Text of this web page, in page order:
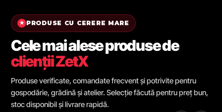
★ PRODUSE CU CERERE MARE
Cele mai alese produse de
clienții ZetX
Produse verificate, comandate frecvent și potrivite pentru
gospodărie, grădină și atelier. Selecție făcută pentru preț bun,
stoc disponibil și livrare rapidă.